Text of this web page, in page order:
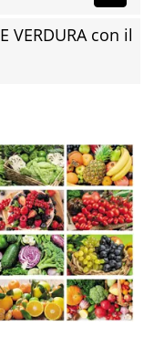
VERDURA con il